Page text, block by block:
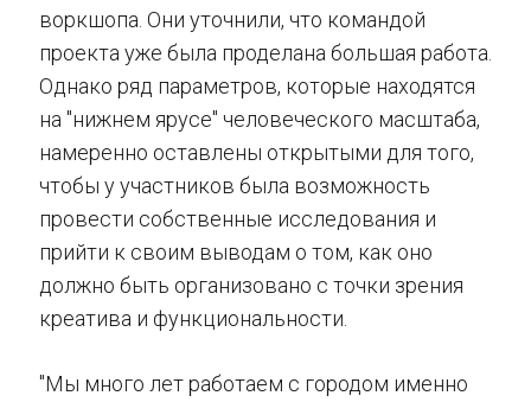
воркшопа. Они уточнили, что командой
проекта уже была проделана большая работа.
Однако ряд параметров, которые находятся
на "нижнем ярусе" человеческого масштаба,
намеренно оставлены открытыми для того,
чтобы у участников была возможность
провести собственные исследования и
прийти к своим выводам о том, как оно
должно быть организовано с точки зрения
креатива и функциональности.
"Мы много лет работаем с городом именно